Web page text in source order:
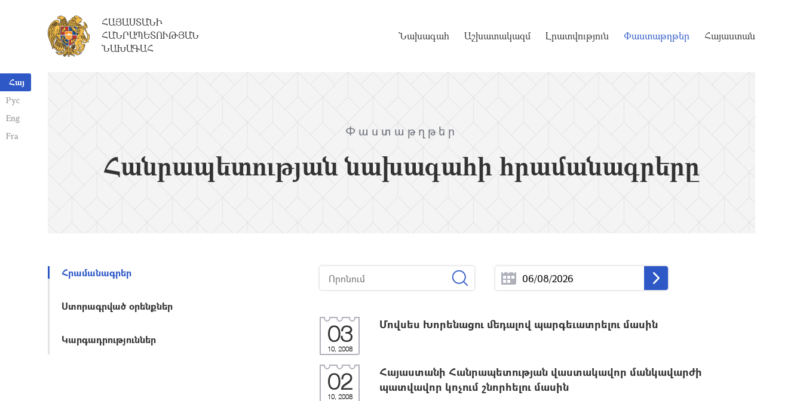
Հայ
Рус
Eng
Fra
ՀԱՅԱՍՏԱՆԻ
ՀԱՆՐԱՊԵՏՈՒԹՅԱՆ
ՆԱԽԱԳԱՀ
Նախագահ Աշխատակազմ Լրատվություն Փաստաթղթեր Հայաստան
Փաստաթղթեր
Հանրապետության նախագահի հրամանագրերը
Հրամանագրեր
Ստորագրված օրենքներ
Կարգադրություններ 03
10, 2008
Մովսես Խորենացու մեդալով պարգեւատրելու մասին
02
10, 2008
Հայաստանի Հանրապետության վաստակավոր մանկավարժի
պատվավոր կոչում շնորհելու մասին